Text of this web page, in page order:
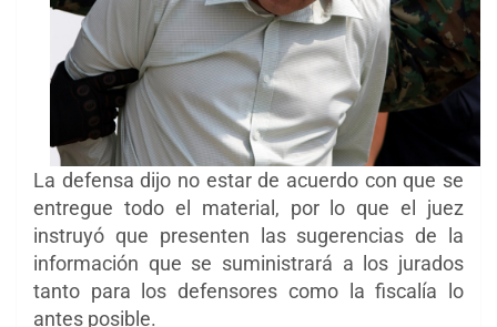
La defensa dijo no estar de acuerdo con que se
entregue todo el material, por lo que el juez
instruyó que presenten las sugerencias de la
información que se suministrará a los jurados
tanto para los defensores como la fiscalía lo
antes posible.